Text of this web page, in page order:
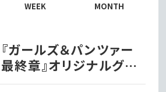
WEEK MONTH
『ガールズ＆パンツァー
最終章』オリジナルグッ
ズ各種ファミリーマート